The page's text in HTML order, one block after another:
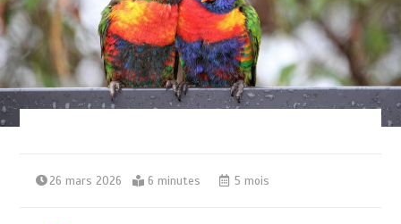
26 mars 2026 6 minutes 5 mois